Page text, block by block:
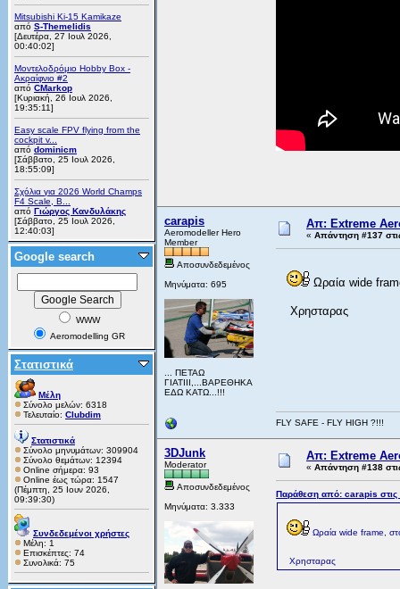
Mitsubishi Ki-15 Kamikaze
από S-Themelidis
[Δευτέρα, 27 Ιουλ 2026,
00:40:02]
Μοντελοδρόμιο Hobby Box -
Ακραίφνιο #2
από CMarkop
[Κυριακή, 26 Ιουλ 2026,
19:35:11]
Easy scale FPV flying from the
cockpit v...
από dominicm
[Σάββατο, 25 Ιουλ 2026,
18:55:09]
Σχόλια για 2026 World Champs
F4 Scale, B...
από Γιώργος Κανδυλάκης
[Σάββατο, 25 Ιουλ 2026,
12:40:03]
Google search
WWW
Aeromodelling GR
Στατιστικά
Μέλη
Σύνολο μελών: 6318
Τελευταίο: Clubdim
Στατιστικά
Σύνολο μηνυμάτων: 309904
Σύνολο θεμάτων: 12394
Online σήμερα: 93
Online έως τώρα: 1547
(Πέμπτη, 25 Ιουν 2026,
09:39:30)
Συνδεδεμένοι χρήστες
Μέλη: 1
Επισκέπτες: 74
Συνολικά: 75
carapis
Aeromodeller Hero
Member
Αποσυνδεδεμένος
Μηνύματα: 695
... ΠΕΤΑΩ
ΓΙΑΤΙΙΙ,...ΒΑΡΕΘΗΚΑ
ΕΔΩ ΚΑΤΩ...!!!
Απ: Extreme
« Απάντηση #137
Ωραία wide
Χρησταρας
FLY SAFE - FLY HIGH ?!!!
3DJunk
Moderator
Αποσυνδεδεμένος
Μηνύματα: 3.333
Απ: Extreme
« Απάντηση #138
Παράθεση από: carapis
Ωραία wide frame,
Χρησταρας